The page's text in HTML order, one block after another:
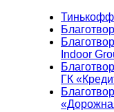
Indoor
ГК